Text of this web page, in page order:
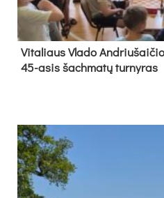
Vi­ta­liaus Vla­do
45-asis šach­ma­tų tur­ny­ras